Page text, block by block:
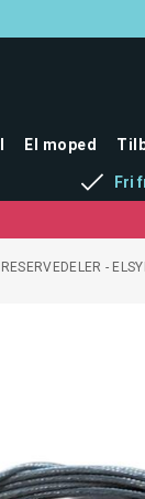
El moped
Fri
RESERVEDELER -